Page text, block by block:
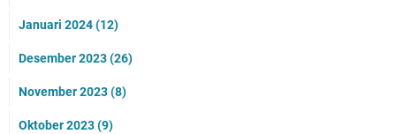
Januari 2024(12)
Desember 2023(26)
November 2023(8)
Oktober 2023(9)